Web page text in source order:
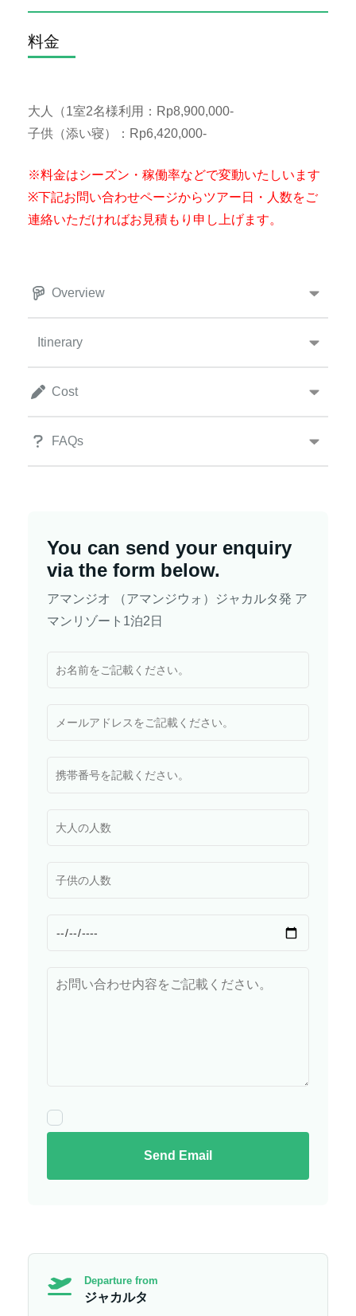
Overview
Itinerary
Cost
FAQs
料金
大人（1室2名様利用：Rp8,900,000-
子供（添い寝）：Rp6,420,000-
※料金はシーズン・稼働率などで変動いたしいます
※下記お問い合わせページからツアー日・人数をご
連絡いただければお見積もり申し上げます。
You can send your enquiry
via the form below.
アマンジオ （アマンジウォ）ジャカルタ発 ア
マンリゾート1泊2日
Send Email
Departure from
ジャカルタ